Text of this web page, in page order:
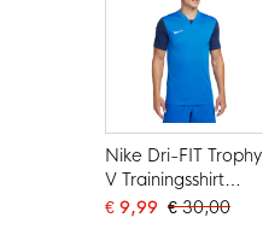
Nike Dri-FIT Trophy
V Trainingsshirt
Blauw Donkerblauw
€ 9,99 € 30,00